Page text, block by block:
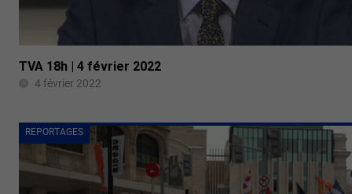
TVA 18h | 4 février 2022
4 février 2022
REPORTAGES